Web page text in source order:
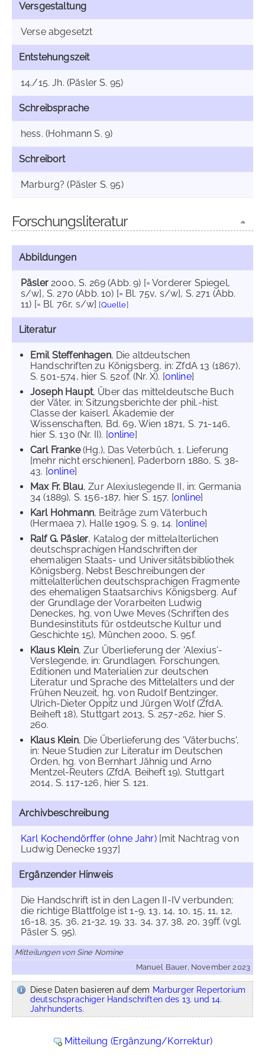
Versgestaltung
Verse abgesetzt
Entstehungszeit
14./15. Jh. (Päsler S. 95)
Schreibsprache
hess. (Hohmann S. 9)
Schreibort
Marburg? (Päsler S. 95)
Forschungsliteratur
Abbildungen
Päsler2000, S. 269 (Abb. 9) [= Vorderer Spiegel,
s/w], S. 270 (Abb. 10) [= Bl. 75v, s/w], S. 271 (Abb.
11) [= Bl. 76r, s/w] [Quelle]
Literatur
Emil Steffenhagen, Die altdeutschen
Handschriften zu Königsberg, in: ZfdA 13 (1867),
S. 501-574, hier S. 520f. (Nr. X). [online]
Joseph Haupt, Über das mitteldeutsche Buch
der Väter, in: Sitzungsberichte der phil.-hist.
Classe der kaiserl. Akademie der
Wissenschaften, Bd. 69, Wien 1871, S. 71-146,
hier S. 130 (Nr. II). [online]
Carl Franke(Hg.), Das Veterbûch, 1. Lieferung
[mehr nicht erschienen], Paderborn 1880, S. 38-
43. [online]
Max Fr. Blau, Zur Alexiuslegende II, in: Germania
34 (1889), S. 156-187, hier S. 157. [online]
Karl Hohmann, Beiträge zum Väterbuch
(Hermaea 7), Halle 1909, S. 9, 14. [online]
Ralf G. Päsler, Katalog der mittelalterlichen
deutschsprachigen Handschriften der
ehemaligen Staats- und Universitätsbibliothek
Königsberg. Nebst Beschreibungen der
mittelalterlichen deutschsprachigen Fragmente
des ehemaligen Staatsarchivs Königsberg. Auf
der Grundlage der Vorarbeiten Ludwig
Deneckes, hg. von Uwe Meves (Schriften des
Bundesinstituts für ostdeutsche Kultur und
Geschichte 15), München 2000, S. 95f.
Klaus Klein, Zur Überlieferung der 'Alexius'-
Verslegende, in: Grundlagen. Forschungen,
Editionen und Materialien zur deutschen
Literatur und Sprache des Mittelalters und der
Frühen Neuzeit, hg. von Rudolf Bentzinger,
Ulrich-Dieter Oppitz und Jürgen Wolf (ZfdA.
Beiheft 18), Stuttgart 2013, S. 257-262, hier S.
260.
Klaus Klein, Die Überlieferung des 'Väterbuchs',
in: Neue Studien zur Literatur im Deutschen
Orden, hg. von Bernhart Jähnig und Arno
Mentzel-Reuters (ZfdA. Beiheft 19), Stuttgart
2014, S. 117-126, hier S. 121.
Archivbeschreibung
Karl Kochendörffer (ohne Jahr)[mit Nachtrag von
Ludwig Denecke 1937]
Ergänzender Hinweis
Die Handschrift ist in den Lagen II-IV verbunden;
die richtige Blattfolge ist 1-9, 13, 14, 10, 15, 11, 12,
16-18, 35, 36, 21-32, 19, 33, 34, 37, 38, 20, 39ff. (vgl.
Päsler S. 95).
Mitteilungen von Sine Nomine
Manuel Bauer, November 2023
Diese Daten basieren auf dem Marburger Repertorium
deutschsprachiger Handschriften des 13. und 14.
Jahrhunderts.
Mitteilung (Ergänzung/Korrektur)